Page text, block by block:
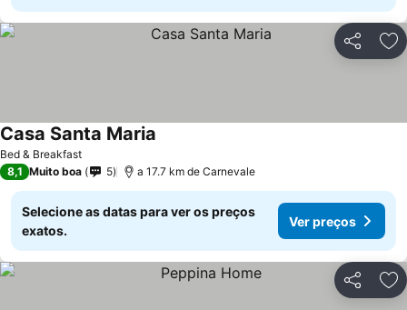
Partilhar
Bed & Breakfast
Casa Santa Maria
8,1 Muito boa 5 a 17.7 km de Carnevale
Selecione as datas para ver os preços
exatos.
Ver preços
Partilhar